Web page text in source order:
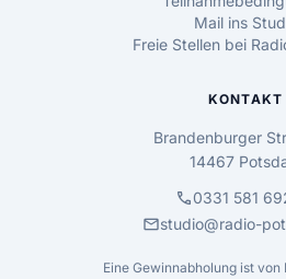
Mail ins
Freie Stellen bei
KONTAKT
Brandenburger
14467
call0331 581
mailstudio@radio-
Eine Gewinnabholung ist von